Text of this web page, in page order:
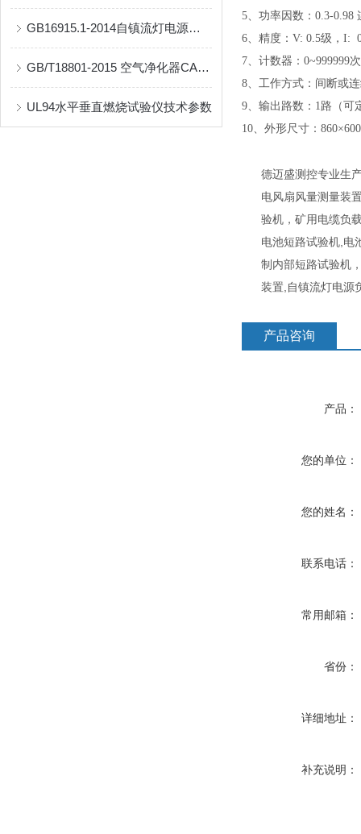
GB16915.1-2014自镇流灯电源负载控制柜
GB/T18801-2015 空气净化器CADR环境测试舱
UL94水平垂直燃烧试验仪技术参数
5、功率因数：0.3-0.98
6、精度：V: 0.5级，I:
7、计数器：0~999999
8、工作方式：间断或
9、输出路数：1路（可
10、外形尺寸：
德迈盛测控专业生
电风扇风量测量装
验机，矿用电缆负
电池短路试验机,电
制内部短路试验机
装置,自镇流灯电源
产品咨询
产品：
您的单位：
您的姓名：
联系电话：
常用邮箱：
省份：
详细地址：
补充说明：